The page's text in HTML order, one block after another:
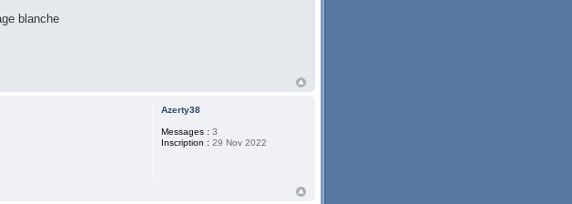
blanche
Azerty38
Messages : 3
Inscription : 29 Nov 2022